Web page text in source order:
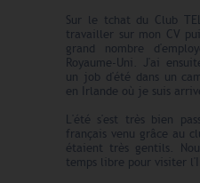
Sur le tchat du Club
travailler sur mon CV
grand nombre
Royaume-Uni. J'ai
un job d'été dans un
en Irlande où je suis
L'été s'est très bien
français venu grâce au
étaient très gentils.
temps libre pour visiter